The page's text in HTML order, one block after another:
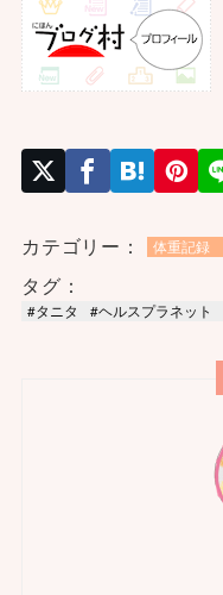
カテゴリー： 体重記録
タグ：
#タニタ #ヘルスプラネット